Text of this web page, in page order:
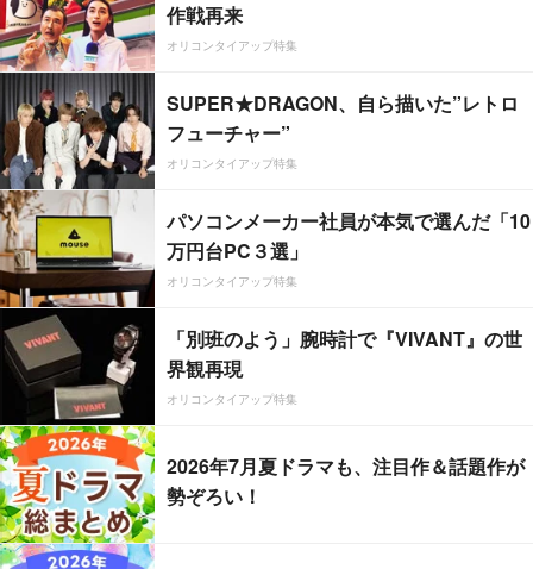
作戦再来
オリコンタイアップ特集
SUPER★DRAGON、自ら描いた”レトロ
フューチャー”
オリコンタイアップ特集
パソコンメーカー社員が本気で選んだ「10
万円台PC３選」
オリコンタイアップ特集
「別班のよう」腕時計で『VIVANT』の世
界観再現
オリコンタイアップ特集
2026年7月夏ドラマも、注目作＆話題作が
勢ぞろい！